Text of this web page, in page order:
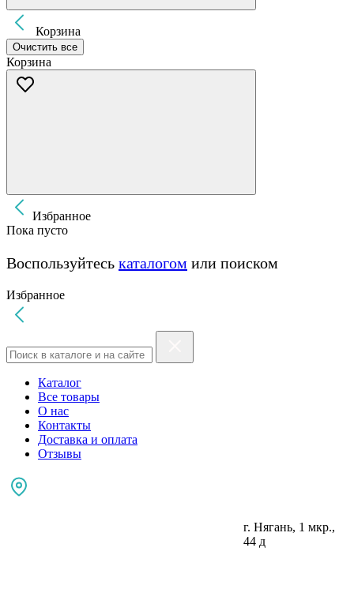
Корзина
Очистить все
Корзина
Избранное
Пока пусто
Воспользуйтесь каталогом или поиском
Избранное
Каталог
Все товары
О нас
Контакты
Доставка и оплата
Отзывы
г. Нягань, 1 мкр.,
44 д